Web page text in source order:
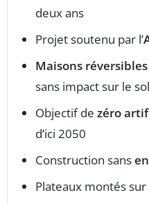
deux ans
Projet soutenu par l’
Maisons réversibles
sans impact sur le sol
Objectif de zéro
d’ici 2050
Construction sans
Plateaux montés